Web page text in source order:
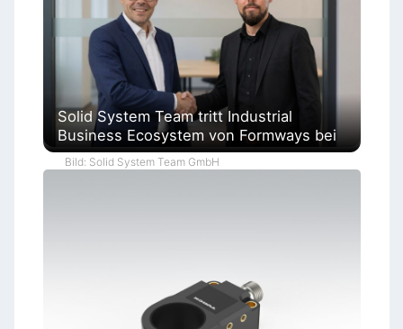
Solid System Team tritt Industrial
Business Ecosystem von Formways bei
Bild: Solid System Team GmbH